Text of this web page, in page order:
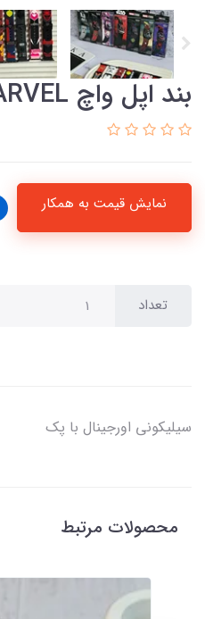
بند اپل واچ MARVEL (کدw5019)
نمایش قیمت به همکار
تعداد
سیلیکونی اورجینال با پک
محصولات مرتبط